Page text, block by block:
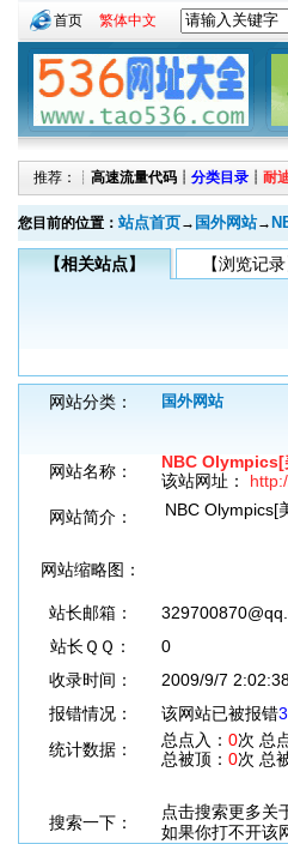
首页 繁体中文
推荐：┊ 高速流量代码 ┊ 分类目录 ┊ 耐
您目前的位置： 站点首页→ 国外网站→
【相关站点】 【浏览记录
网站分类： 国外网站
网站名称：
NBC Olympics[
该站网址：
网站简介：
NBC Olympics[
网站缩略图：
站长邮箱：
站长ＱＱ：
0
收录时间：
2009/9/7
报错情况：
该网站已被报错
统计数据：
总点入： 0次 总
总被顶： 0次 总
搜索一下：
点击搜索更多关
如果你打不开该